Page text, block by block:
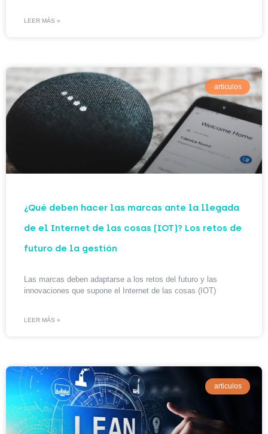
LEER MÁS »
articulos
¿Qué deben hacer las marcas ante la llegada
de el Internet de las cosas (IOT)? Los retos de
futuro de la gestión
Las marcas deben adaptarse a los retos del futuro y las
innovaciones que supone el Internet de las cosas (IOT)
LEER MÁS »
articulos